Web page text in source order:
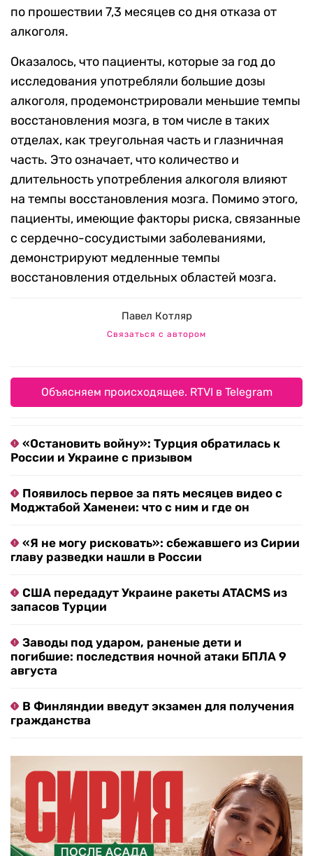
по прошествии 7,3 месяцев со дня отказа от
алкоголя.
Оказалось, что пациенты, которые за год до
исследования употребляли большие дозы
алкоголя, продемонстрировали меньшие темпы
восстановления мозга, в том числе в таких
отделах, как треугольная часть и глазничная
часть. Это означает, что количество и
длительность употребления алкоголя влияют
на темпы восстановления мозга. Помимо этого,
пациенты, имеющие факторы риска, связанные
с сердечно-сосудистыми заболеваниями,
демонстрируют медленные темпы
восстановления отдельных областей мозга.
Павел Котляр
Связаться с автором
Объясняем происходящее. RTVI в Telegram
«Остановить войну»: Турция обратилась к
России и Украине с призывом
Появилось первое за пять месяцев видео с
Моджтабой Хаменеи: что с ним и где он
«Я не могу рисковать»: сбежавшего из Сирии
главу разведки нашли в России
США передадут Украине ракеты ATACMS из
запасов Турции
Заводы под ударом, раненые дети и
погибшие: последствия ночной атаки БПЛА 9
августа
В Финляндии введут экзамен для получения
гражданства